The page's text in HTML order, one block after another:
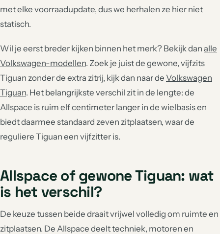
met elke voorraadupdate, dus we herhalen ze hier niet
statisch.
Wil je eerst breder kijken binnen het merk? Bekijk dan alle
Volkswagen-modellen. Zoek je juist de gewone, vijfzits
Tiguan zonder de extra zitrij, kijk dan naar de Volkswagen
Tiguan. Het belangrijkste verschil zit in de lengte: de
Allspace is ruim elf centimeter langer in de wielbasis en
biedt daarmee standaard zeven zitplaatsen, waar de
reguliere Tiguan een vijfzitter is.
Allspace of gewone Tiguan: wat
is het verschil?
De keuze tussen beide draait vrijwel volledig om ruimte en
zitplaatsen. De Allspace deelt techniek, motoren en